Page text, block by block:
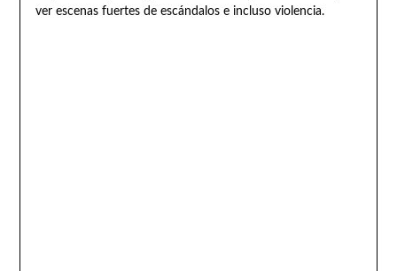
ver escenas fuertes de escándalos e incluso violencia.